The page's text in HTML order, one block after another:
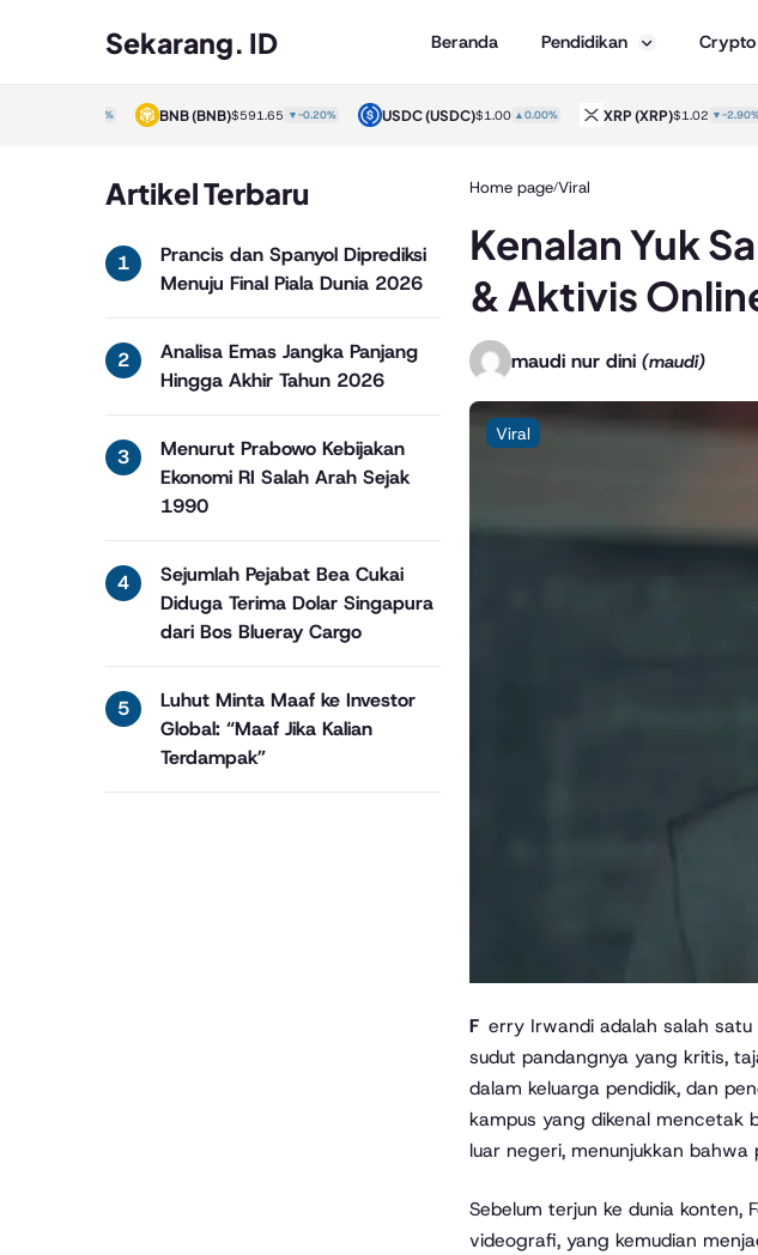
Sekarang. ID Beranda Pendidikan Crypto
BNB(BNB)$591.65 ▼-0.20% USDC(USDC)$1.00 ▲0.00% XRP(XRP)$1.02 ▼-2.90%
Artikel Terbaru
Prancis dan Spanyol Diprediksi
Menuju Final Piala Dunia 2026
Analisa Emas Jangka Panjang
Hingga Akhir Tahun 2026
Menurut Prabowo Kebijakan
Ekonomi RI Salah Arah Sejak
1990
Sejumlah Pejabat Bea Cukai
Diduga Terima Dolar Singapura
dari Bos Blueray Cargo
Luhut Minta Maaf ke Investor
Global: “Maaf Jika Kalian
Terdampak”
Home page/Viral
Kenalan Yuk
& Aktivis
maudi nur dini (maudi)
Viral
Ferry Irwandi adalah salah satu nama yang akhir-akhir ini banyak muncul di ruang digital Indonesia, terutama karena
sudut pandangnya yang kritis,
dalam keluarga pendidik, dan
kampus yang dikenal mencetak
luar negeri, menunjukkan
Sebelum terjun ke dunia konten,
videografi, yang kemudian